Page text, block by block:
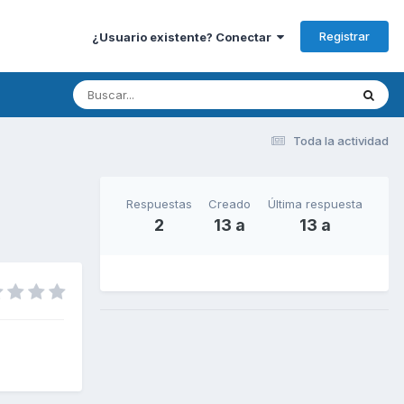
¿Usuario existente? Conectar Registrar
Toda la actividad
Respuestas
2
Creado
13 a
Última respuesta
13 a